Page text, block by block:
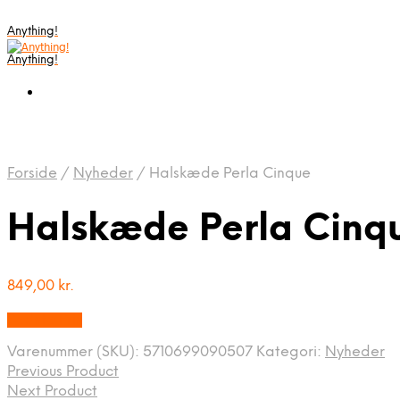
Anything!
Anything!
Forside / Nyheder / Halskæde Perla Cinque
Halskæde Perla
849,00 kr.
Varenummer (SKU): 5710699090507 Kategori: Nyheder
Previous Product
Next Product